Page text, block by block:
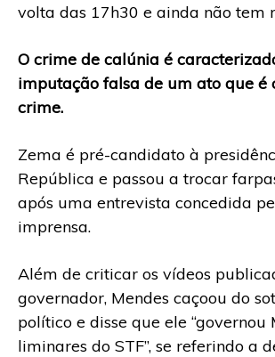
volta das 17h30 e ainda não tem
O crime de calúnia é
imputação falsa de um ato que é
crime.
Zema é pré-candidato à
República e passou a trocar
após uma entrevista concedida
imprensa.
Além de criticar os vídeos
governador, Mendes caçoou do
político e disse que ele “governou
liminares do STF”, se referindo a